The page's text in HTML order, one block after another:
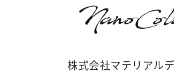
株式会社マテリアル